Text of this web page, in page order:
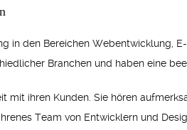
in den Bereichen Webentwicklung,
Branchen und haben eine
ihren Kunden. Sie hören
Team von Entwicklern und